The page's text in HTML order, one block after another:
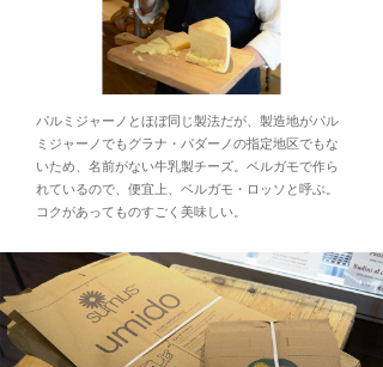
パルミジャーノとほぼ同じ製法だが、製造地がパル
ミジャーノでもグラナ・パダーノの指定地区でもな
いため、名前がない牛乳製チーズ。ベルガモで作ら
れているので、便宜上、ベルガモ・ロッソと呼ぶ。
コクがあってものすごく美味しい。